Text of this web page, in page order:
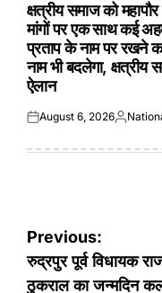
क्षत्रीय समाज को
मांगों पर एक साथ कई
प्रताप के नाम पर रखने
नाम भी बदलेगा, क्षत्रीय
ऐलान
Posted
August 6, 2026Posted
Post
navigation
Previous:
रुद्रपुर पूर्व विधायक
ठुकराल का जन्मदिन